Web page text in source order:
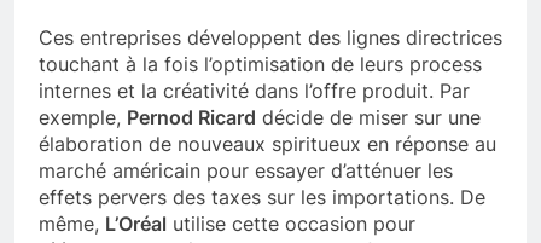
Ces entreprises développent des lignes directrices
touchant à la fois l’optimisation de leurs process
internes et la créativité dans l’offre produit. Par
exemple, Pernod Ricard décide de miser sur une
élaboration de nouveaux spiritueux en réponse au
marché américain pour essayer d’atténuer les
effets pervers des taxes sur les importations. De
même, L’Oréal utilise cette occasion pour